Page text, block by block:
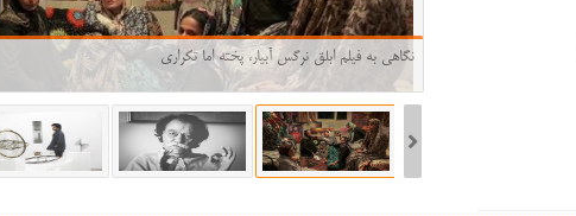
برای او که نه تنها ساختار زبان سینمایی بلکه ساختار زندگی را شکست